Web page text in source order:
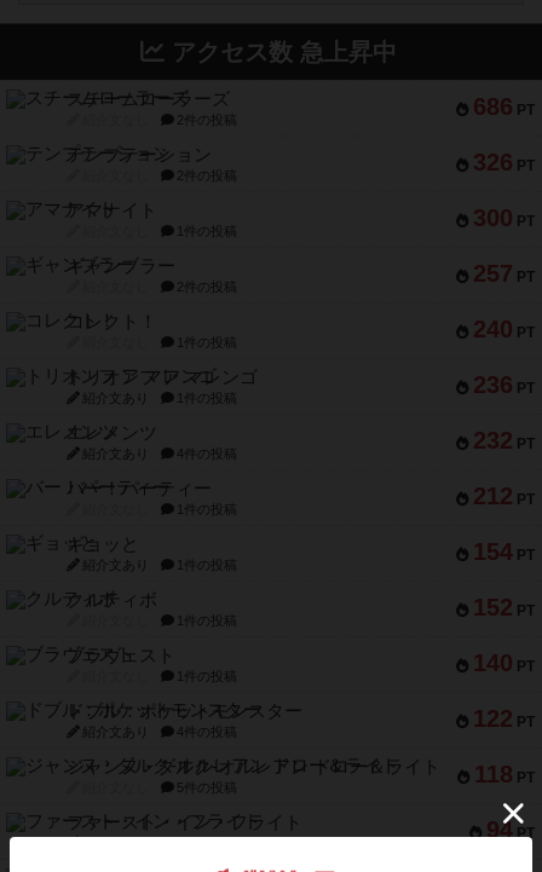
アクセス数 急上昇中
686 PT
スチームローラーズ
2件の投稿
326 PT
テンプテーション
2件の投稿
300 PT
アマナイト
1件の投稿
257 PT
ギャンブラー
2件の投稿
240 PT
コレクト！
1件の投稿
236 PT
トリオンフ ア マレンゴ
紹介文あり 1件の投稿
232 PT
エレメンツ
紹介文あり 4件の投稿
212 PT
バー！パーティー
1件の投稿
154 PT
ギョッと
紹介文あり 1件の投稿
152 PT
クルティボ
1件の投稿
140 PT
ブラヴェスト
1件の投稿
122 PT
ドブル：ポケットモンスター
紹介文あり 4件の投稿
118 PT
ジャンヌ・ダルク-オルレアン ドロー＆ライト
5件の投稿
94 PT
ファースト・イン・フライト